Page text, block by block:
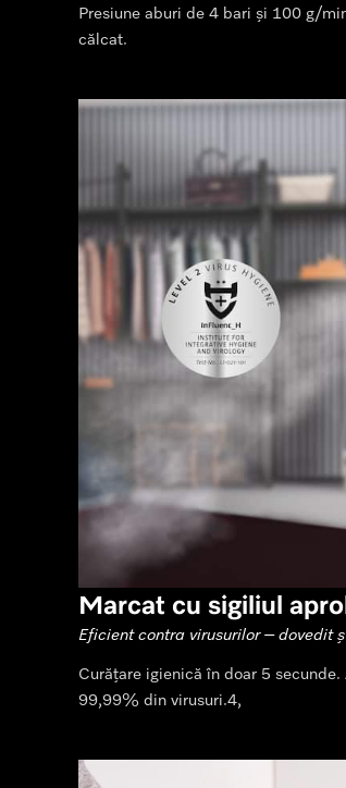
Presiune aburi de 4 bari și 100 g/
călcat.
Marcat cu sigiliul
Eficient contra virusurilor – dovedit
Curățare igienică în doar 5
99,99% din virusuri.4,